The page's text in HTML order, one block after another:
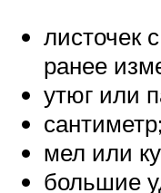
листочек
ранее
утюг или
сантиметр;
мел или
большие